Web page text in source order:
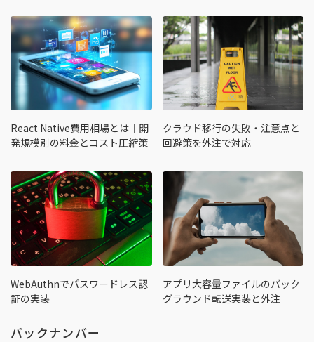
React Native費用相場とは｜開
発規模別の料金とコスト圧縮策
クラウド移行の失敗・注意点と
回避策を外注で対応
WebAuthnでパスワードレス認
証の実装
アプリ大容量ファイルのバック
グラウンド転送実装と外注
バックナンバー